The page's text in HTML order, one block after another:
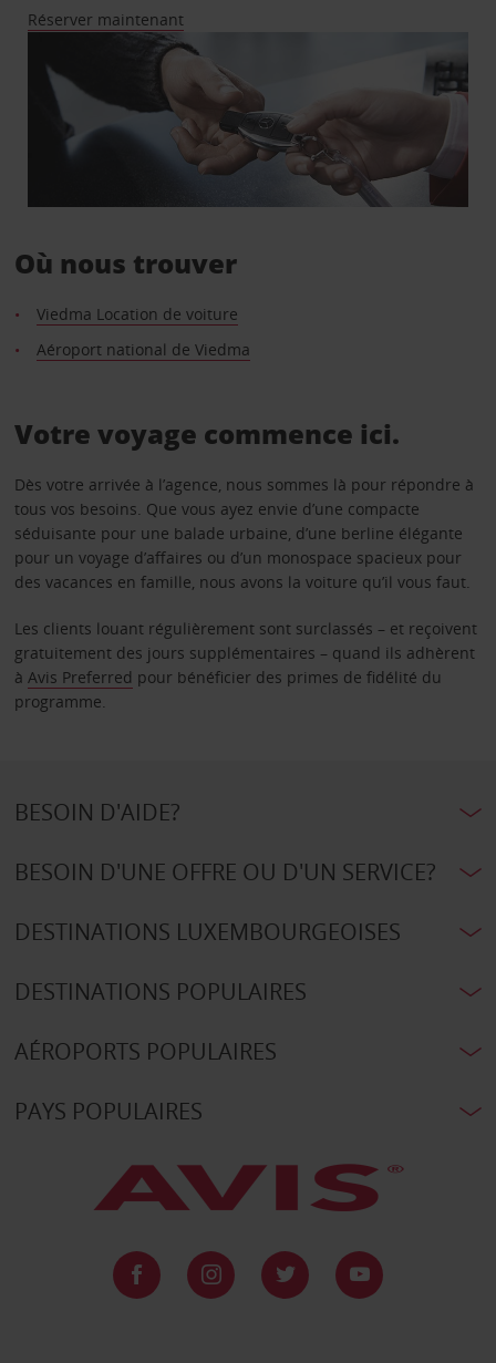
Réserver maintenant
Où nous trouver
Viedma Location de voiture
Aéroport national de Viedma
Votre voyage commence ici.
Dès votre arrivée à l’agence, nous sommes là pour répondre à
tous vos besoins. Que vous ayez envie d’une compacte
séduisante pour une balade urbaine, d’une berline élégante
pour un voyage d’affaires ou d’un monospace spacieux pour
des vacances en famille, nous avons la voiture qu’il vous faut.
Les clients louant régulièrement sont surclassés – et reçoivent
gratuitement des jours supplémentaires – quand ils adhèrent
à Avis Preferred pour bénéficier des primes de fidélité du
programme.
BESOIN D'AIDE?
BESOIN D'UNE OFFRE OU D'UN SERVICE?
DESTINATIONS LUXEMBOURGEOISES
DESTINATIONS POPULAIRES
AÉROPORTS POPULAIRES
PAYS POPULAIRES